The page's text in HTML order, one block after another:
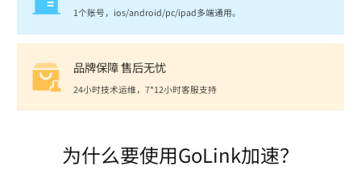
1个账号，ios/android/pc/ipad多端通用。
品牌保障 售后无忧
24小时技术运维，7*12小时客服支持
为什么要使用GoLink加速？